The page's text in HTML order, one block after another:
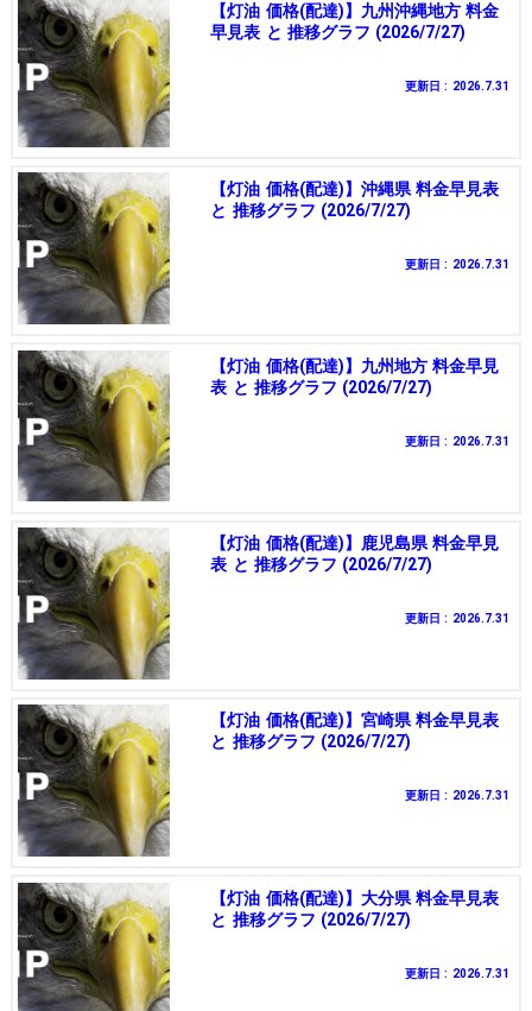
【灯油 価格(配達)】九州沖縄地方 料金
早見表 と 推移グラフ (2026/7/27)
更新日 : 2026.7.31
【灯油 価格(配達)】沖縄県 料金早見表
と 推移グラフ (2026/7/27)
更新日 : 2026.7.31
【灯油 価格(配達)】九州地方 料金早見
表 と 推移グラフ (2026/7/27)
更新日 : 2026.7.31
【灯油 価格(配達)】鹿児島県 料金早見
表 と 推移グラフ (2026/7/27)
更新日 : 2026.7.31
【灯油 価格(配達)】宮崎県 料金早見表
と 推移グラフ (2026/7/27)
更新日 : 2026.7.31
【灯油 価格(配達)】大分県 料金早見表
と 推移グラフ (2026/7/27)
更新日 : 2026.7.31